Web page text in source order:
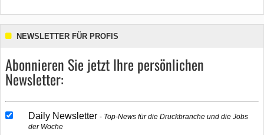
NEWSLETTER FÜR PROFIS
Abonnieren Sie jetzt Ihre persönlichen
Newsletter:
Daily Newsletter
Top-News für die Druckbranche und die Jobs
der Woche